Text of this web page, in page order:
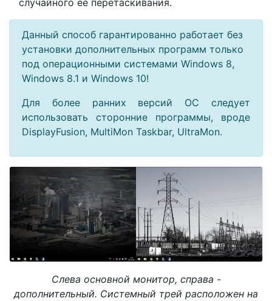
случайного её перетаскивания.
Данный способ гарантированно работает без
установки дополнительных программ только
под операционными системами Windows 8,
Windows 8.1 и Windows 10!
Для более ранних версий ОС следует
использовать сторонние программы, вроде
DisplayFusion, MultiMon Taskbar, UltraMon.
Слева основной монитор, справа -
дополнительный. Системный трей расположен на